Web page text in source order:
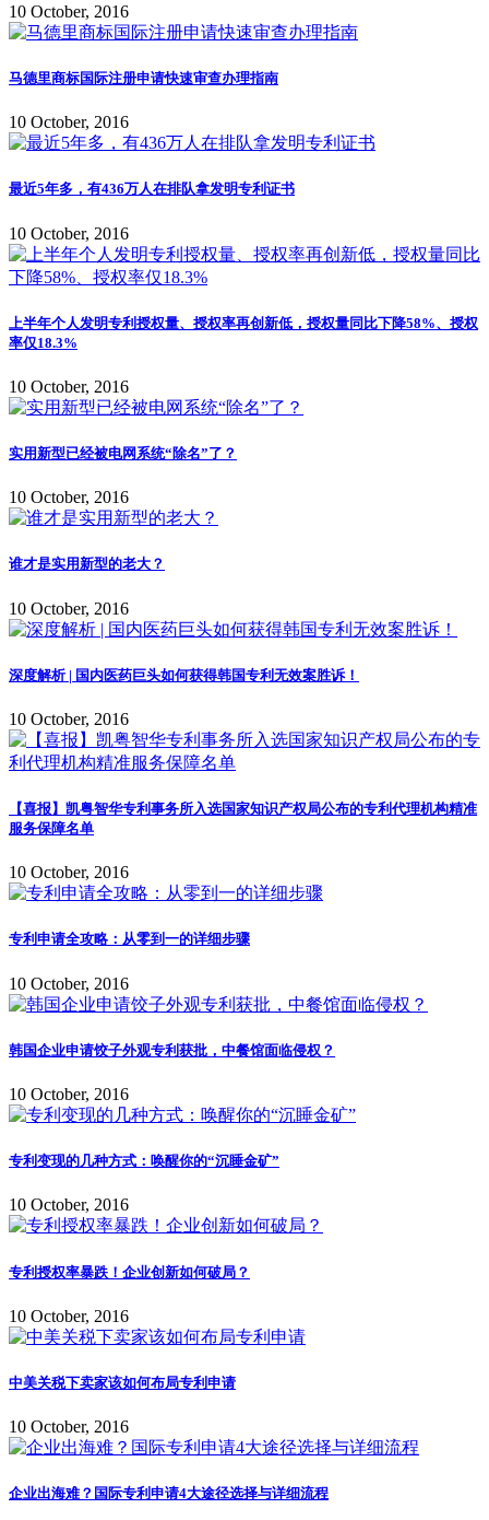
10 October, 2016
马德里商标国际注册申请快速审查办理指南
10 October, 2016
最近5年多，有436万人在排队拿发明专利证书
10 October, 2016
上半年个人发明专利授权量、授权率再创新低，授权量同比下降58%、授权
率仅18.3%
10 October, 2016
实用新型已经被电网系统“除名”了？
10 October, 2016
谁才是实用新型的老大？
10 October, 2016
深度解析 | 国内医药巨头如何获得韩国专利无效案胜诉！
10 October, 2016
【喜报】凯粤智华专利事务所入选国家知识产权局公布的专利代理机构精准
服务保障名单
10 October, 2016
专利申请全攻略：从零到一的详细步骤
10 October, 2016
韩国企业申请饺子外观专利获批，中餐馆面临侵权？
10 October, 2016
专利变现的几种方式：唤醒你的“沉睡金矿”
10 October, 2016
专利授权率暴跌！企业创新如何破局？
10 October, 2016
中美关税下卖家该如何布局专利申请
10 October, 2016
企业出海难？国际专利申请4大途径选择与详细流程